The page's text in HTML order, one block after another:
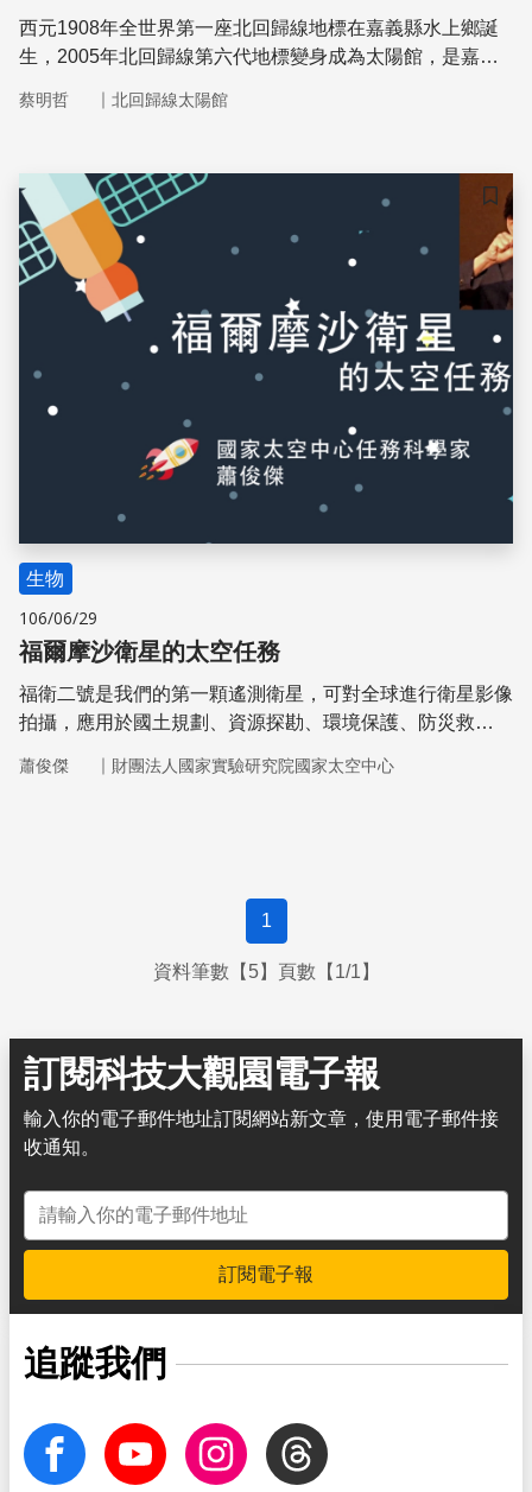
西元1908年全世界第一座北回歸線地標在嘉義縣水上鄉誕
生，2005年北回歸線第六代地標變身成為太陽館，是嘉義
將誕生，主體建築是以台灣「福爾摩沙一號衛星」的外觀為
出雲、嘉、南的太空科普的發展重鎮
蔡明哲 ｜ 北回歸線太陽館
儲存
生物
106/06/29
福爾摩沙衛星的太空任務
福衛二號是我們的第一顆遙測衛星，可對全球進行衛星影像
拍攝，應用於國土規劃、資源探勘、環境保護、防災救
蕭俊傑 ｜ 財團法人國家實驗研究院國家太空中心
1
資料筆數【5】頁數【1/1】
訂閱科技大觀園電子報
輸入你的電子郵件地址訂閱網站新文章，使用電子郵件接
收通知。
電子郵件地址
訂閱電子報
追蹤我們
facebook Youtube InstagramThreads